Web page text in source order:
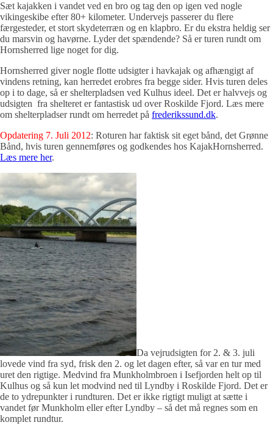
Sæt kajakken i vandet ved en bro og tag den op igen ved nogle
vikingeskibe efter 80+ kilometer. Undervejs passerer du flere
færgesteder, et stort skydeterræn og en klapbro. Er du ekstra heldig ser
du marsvin og havørne. Lyder det spændende? Så er turen rundt om
Hornsherred lige noget for dig.
Hornsherred giver nogle flotte udsigter i havkajak og afhængigt af
vindens retning, kan herredet erobres fra begge sider. Hvis turen deles
op i to dage, så er shelterpladsen ved Kulhus ideel. Det er halvvejs og
udsigten fra shelteret er fantastisk ud over Roskilde Fjord. Læs mere
om shelterpladser rundt om herredet på frederikssund.dk.
Opdatering 7. Juli 2012: Roturen har faktisk sit eget bånd, det Grønne
Bånd, hvis turen gennemføres og godkendes hos KajakHornsherred.
Læs mere her.
Da vejrudsigten for 2. & 3. juli
lovede vind fra syd, frisk den 2. og let dagen efter, så var en tur med
uret den rigtige. Medvind fra Munkholmbroen i Isefjorden helt op til
Kulhus og så kun let modvind ned til Lyndby i Roskilde Fjord. Det er
de to ydrepunkter i rundturen. Det er ikke rigtigt muligt at sætte i
vandet før Munkholm eller efter Lyndby – så det må regnes som en
komplet rundtur.